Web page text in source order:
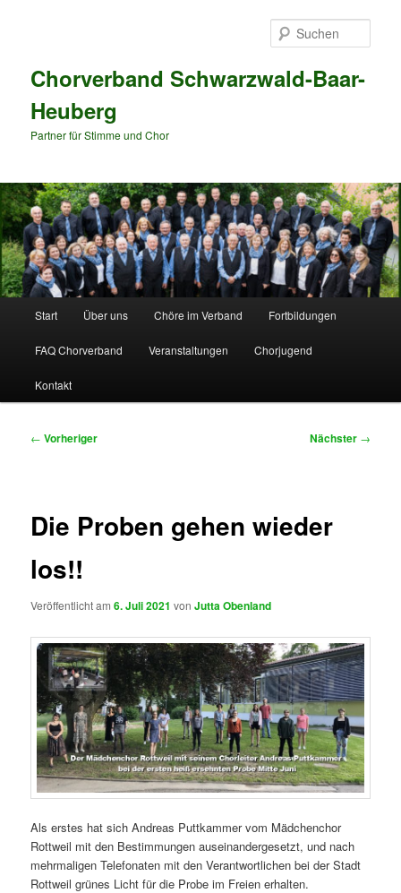
Chorverband Schwarzwald-Baar-
Heuberg
Partner für Stimme und Chor
Start Über uns Chöre im Verband Fortbildungen
FAQ Chorverband Veranstaltungen Chorjugend
Kontakt
Beitragsnavigation
← Vorheriger Nächster →
Die Proben gehen wieder
los!!
Veröffentlicht am6. Juli 2021 vonJutta Obenland
Als erstes hat sich Andreas Puttkammer vom Mädchenchor
Rottweil mit den Bestimmungen auseinandergesetzt, und nach
mehrmaligen Telefonaten mit den Verantwortlichen bei der Stadt
Rottweil grünes Licht für die Probe im Freien erhalten.